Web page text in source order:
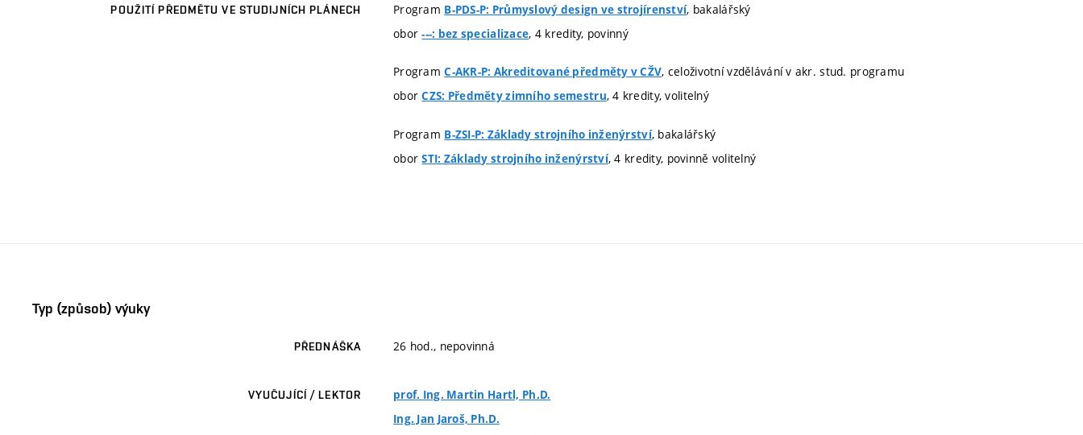
POUŽITÍ PŘEDMĚTU VE STUDIJNÍCH PLÁNECH Program B-PDS-P: Průmyslový design ve strojírenství, bakalářský
obor---: bez specializace, 4 kredity, povinný
ProgramC-AKR-P: Akreditované předměty v CŽV, celoživotní vzdělávání v akr. stud. programu
oborCZS: Předměty zimního semestru, 4 kredity, volitelný
Program B-ZSI-P: Základy strojního inženýrství, bakalářský
oborSTI: Základy strojního inženýrství, 4 kredity, povinně volitelný
Typ (způsob) výuky
PŘEDNÁŠKA 26 hod., nepovinná
VYUČUJÍCÍ / LEKTOR
prof. Ing. Martin Hartl, Ph.D.
Ing. Jan Jaroš, Ph.D.